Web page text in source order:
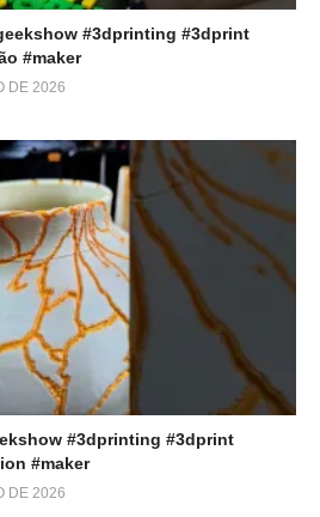
#3dprinting #3dprint
#maker
DE 2026
#3dprinting #3dprint
#maker
DE 2026